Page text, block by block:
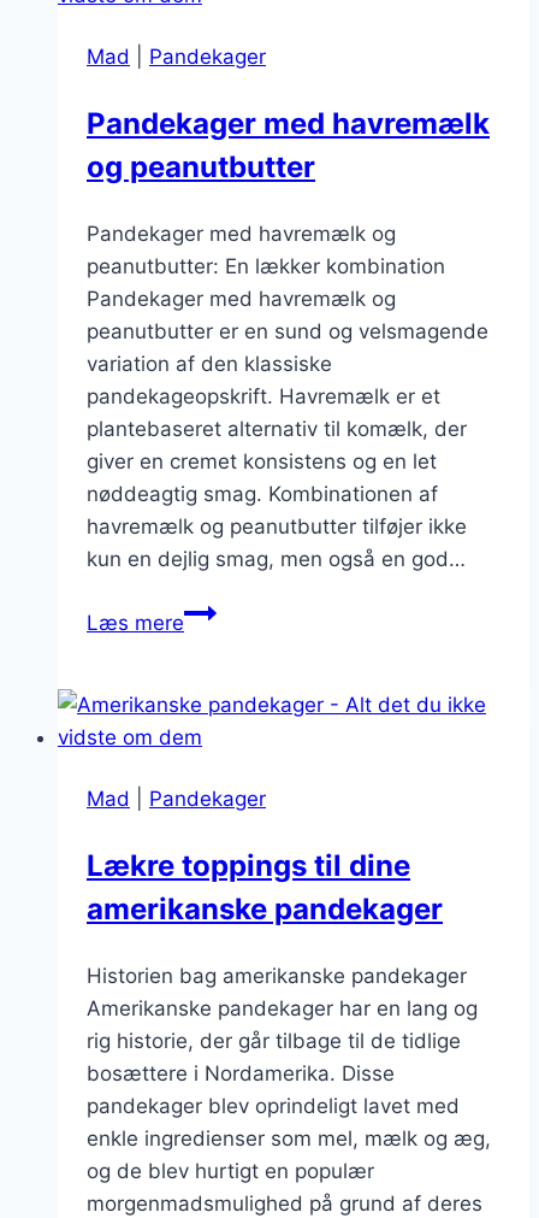
Mad Pandekager
Pandekager med havremælk
og peanutbutter
Pandekager med havremælk og
peanutbutter: En lækker kombination
Pandekager med havremælk og
peanutbutter er en sund og velsmagende
variation af den klassiske
pandekageopskrift. Havremælk er et
plantebaseret alternativ til komælk, der
giver en cremet konsistens og en let
nøddeagtig smag. Kombinationen af
havremælk og peanutbutter tilføjer ikke
kun en dejlig smag, men også en god…
Læs merePandekager
og
peanutbutter
Mad Pandekager
Lækre toppings til dine
amerikanske pandekager
Historien bag amerikanske pandekager
Amerikanske pandekager har en lang og
rig historie, der går tilbage til de tidlige
bosættere i Nordamerika. Disse
pandekager blev oprindeligt lavet med
enkle ingredienser som mel, mælk og æg,
og de blev hurtigt en populær
morgenmadsmulighed på grund af deres